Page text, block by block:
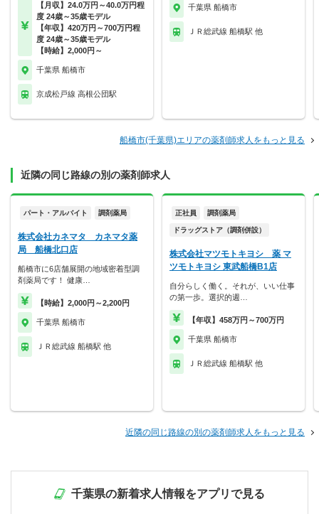
【月収】24.0万円～40.0万円程
度 24歳～35歳モデル
【年収】420万円～700万円程
度 24歳～35歳モデル
【時給】2,000円～
千葉県 船橋市
京成松戸線 高根公団駅
千葉県 船橋市
ＪＲ総武線 船橋駅 他
船橋市(千葉県)エリアの薬剤師求人をもっと見る
近隣の同じ路線の別の薬剤師求人
パート・アルバイト 調剤薬局
株式会社カネマタ カネマタ薬
局 船橋北口店
船橋市に6店舗展開の地域密着型調
剤薬局です！ 健康…
【時給】2,000円～2,200円
千葉県 船橋市
ＪＲ総武線 船橋駅 他
正社員 調剤薬局
ドラッグストア（調剤併設）
株式会社マツモトキヨシ 薬 マ
ツモトキヨシ 東武船橋B1店
自分らしく働く。それが、いい仕事
の第一歩。選択的週…
【年収】458万円～700万円
千葉県 船橋市
ＪＲ総武線 船橋駅 他
近隣の同じ路線の別の薬剤師求人をもっと見る
千葉県の新着求人情報をアプリで見る